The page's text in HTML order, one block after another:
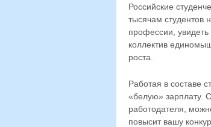
Российские
тысячам студентов
профессии,
коллектив
роста.
Работая в составе
«белую» зарплату.
работодателя,
повысит вашу